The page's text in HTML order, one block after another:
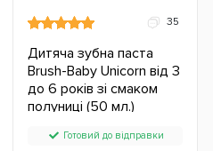
35
Дитяча зубна паста
Brush-Baby Unicorn від 3
до 6 років зі смаком
полуниці (50 мл.)
Готовий до відправки